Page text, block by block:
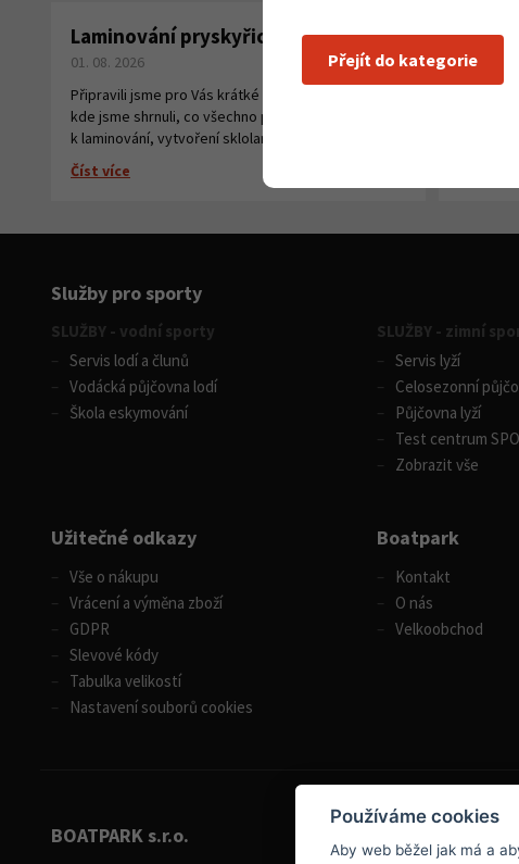
Laminování pryskyřicí a tkaninou
01. 08. 2026
Připravili jsme pro Vás krátké instruktážní video,
kde jsme shrnuli, co všechno potřebujete
k laminování, vytvoření sklolaminátu.
Číst více
nabídce
27. 06.
Služby pro sporty
SLUŽBY - vodní sporty
Servis lodí a člunů
Vodácká půjčovna lodí
Škola eskymování
SLUŽBY - zimní
Servis lyží
Celosezonní
Půjčovna lyží
Test centrum
Zobrazit vše
Užitečné odkazy
Vše o nákupu
Vrácení a výměna zboží
GDPR
Slevové kódy
Tabulka velikostí
Nastavení souborů cookies
Boatpark
Kontakt
O nás
Velkoobchod
BOATPARK s.r.o.
Přejít do kategorie
Používáme cookies
Aby web běžel jak má a